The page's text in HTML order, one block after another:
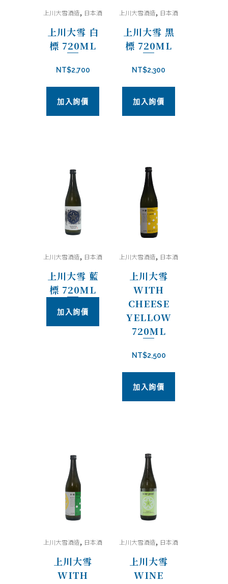
上川大雪酒造, 日本酒
上川大雪 白
標 720ML
NT$2,700
加入詢價
上川大雪酒造, 日本酒
上川大雪 黑
標 720ML
NT$2,300
加入詢價
上川大雪酒造, 日本酒
上川大雪 藍
標 720ML
加入詢價
上川大雪酒造, 日本酒
上川大雪
WITH
CHEESE
YELLOW
720ML
NT$2,500
加入詢價
上川大雪酒造, 日本酒
上川大雪
WITH
上川大雪酒造, 日本酒
上川大雪
WINE